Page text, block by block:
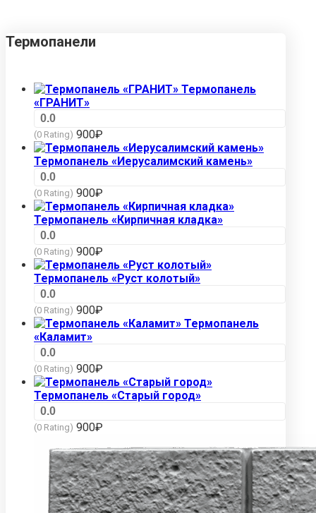
Термопанели
Термопанель
«ГРАНИТ»
0.0
(0 Rating) 900₽
Термопанель «Иерусалимский камень»
0.0
(0 Rating) 900₽
Термопанель «Кирпичная кладка»
0.0
(0 Rating) 900₽
Термопанель «Руст колотый»
0.0
(0 Rating) 900₽
Термопанель
«Каламит»
0.0
(0 Rating) 900₽
Термопанель «Старый город»
0.0
(0 Rating) 900₽